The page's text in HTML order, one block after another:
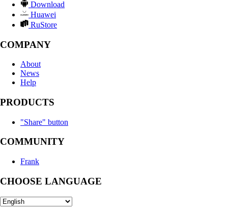
Download
Huawei
RuStore
COMPANY
About
News
Help
PRODUCTS
"Share" button
COMMUNITY
Frank
CHOOSE LANGUAGE